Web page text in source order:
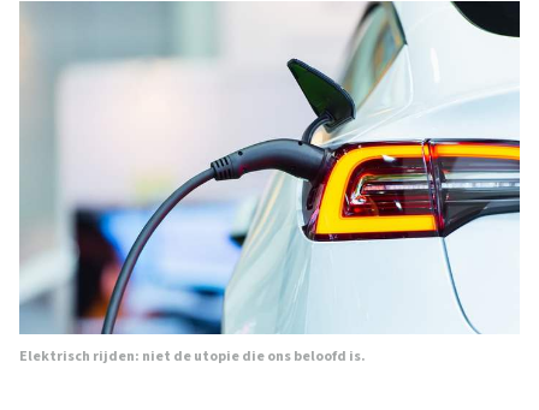
Elektrisch rijden: niet de utopie die ons beloofd is.